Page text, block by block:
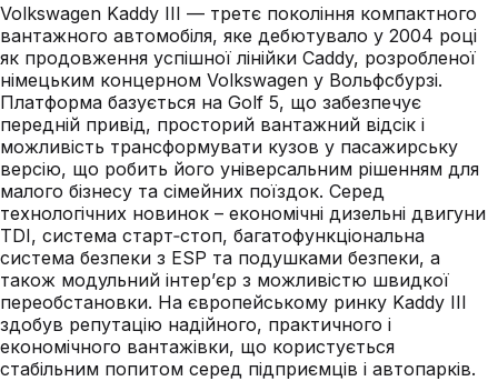
Volkswagen Kaddy III — третє покоління компактного
вантажного автомобіля, яке дебютувало у 2004 році
як продовження успішної лінійки Caddy, розробленої
німецьким концерном Volkswagen у Вольфсбурзі.
Платформа базується на Golf 5, що забезпечує
передній привід, просторий вантажний відсік і
можливість трансформувати кузов у пасажирську
версію, що робить його універсальним рішенням для
малого бізнесу та сімейних поїздок. Серед
технологічних новинок – економічні дизельні двигуни
TDI, система старт‑стоп, багатофункціональна
система безпеки з ESP та подушками безпеки, а
також модульний інтер’єр з можливістю швидкої
переобстановки. На європейському ринку Kaddy III
здобув репутацію надійного, практичного і
економічного вантажівки, що користується
стабільним попитом серед підприємців і автопарків.